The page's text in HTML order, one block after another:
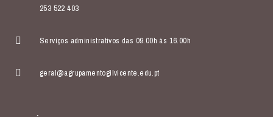
253 522 403
Serviços administrativos das 09.00h às 16.00h
geral@agrupamentogilvicente.edu.pt